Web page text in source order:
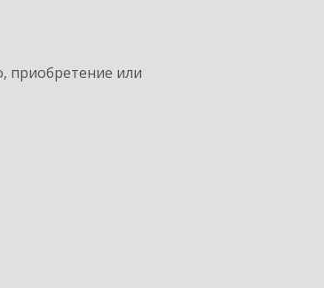
приобретение или